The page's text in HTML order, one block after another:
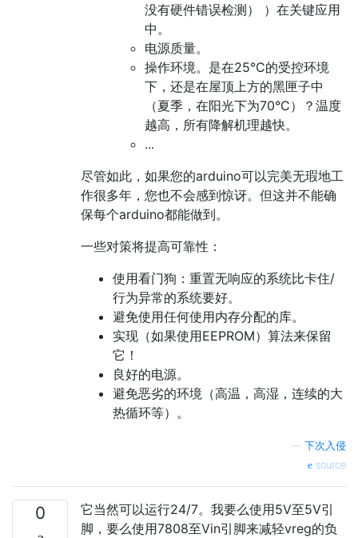
没有硬件错误检测） ）在关键应用
中。
电源质量。
操作环境。是在25°C的受控环境
下，还是在屋顶上方的黑匣子中
（夏季，在阳光下为70°C）？温度
越高，所有降解机理越快。
...
尽管如此，如果您的arduino可以完美无瑕地工
作很多年，您也不会感到惊讶。但这并不能确
保每个arduino都能做到。
一些对策将提高可靠性：
使用看门狗：重置无响应的系统比卡住/
行为异常的系统要好。
避免使用任何使用内存分配的库。
实现（如果使用EEPROM）算法来保留
它！
良好的电源。
避免恶劣的环境（高温，高湿，连续的大
热循环等）。
下次入侵
source
0
它当然可以运行24/7。我要么使用5V至5V引
脚，要么使用7808至Vin引脚来减轻vreg的负